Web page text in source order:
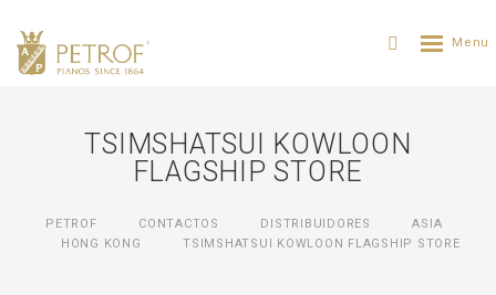
TSIMSHATSUI KOWLOON
FLAGSHIP STORE
PETROF CONTACTOS DISTRIBUIDORES
ASIA
HONG KONG
TSIMSHATSUI KOWLOON FLAGSHIP STORE